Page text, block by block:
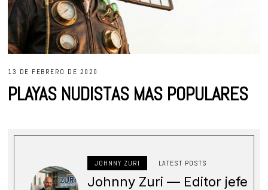
13 DE FEBRERO DE 2020
PLAYAS NUDISTAS MAS POPULARES
JOHNNY ZURI LATEST POSTS
Johnny Zuri — Editor jefe